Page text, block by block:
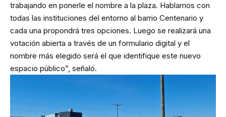
trabajando en ponerle el nombre a la plaza. Hablamos con
todas las instituciones del entorno al barrio Centenario y
cada una propondrá tres opciones. Luego se realizará una
votación abierta a través de un formulario digital y el
nombre más elegido será el que identifique este nuevo
espacio público”, señaló.